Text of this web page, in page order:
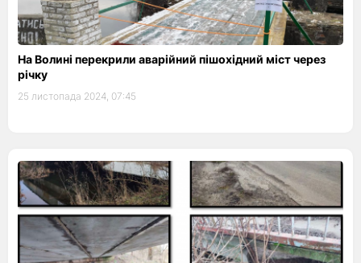
На Волині перекрили аварійний пішохідний міст через
річку
25 листопада 2024, 07:45